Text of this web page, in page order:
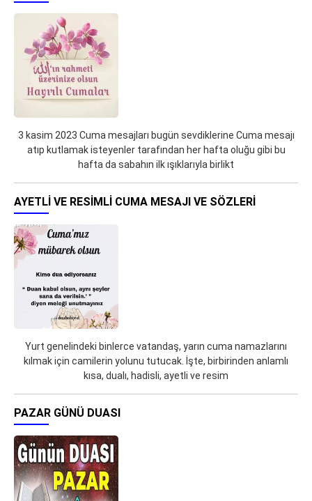
3 kasim 2023 Cuma mesajları bugün sevdiklerine Cuma mesajı
atıp kutlamak isteyenler tarafından her hafta oluğu gibi bu
hafta da sabahın ilk ışıklarıyla birlikt
AYETLI VE RESIMLI CUMA MESAJI VE SÖZLERI
Yurt genelindeki binlerce vatandaş, yarın cuma namazlarını
kılmak için camilerin yolunu tutucak. İşte, birbirinden anlamlı
kısa, dualı, hadisli, ayetli ve resim
PAZAR GÜNÜ DUASI